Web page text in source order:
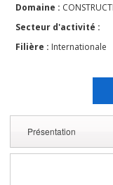
Domaine :
Secteur d'activité :
Filière : Internationale
Présentation